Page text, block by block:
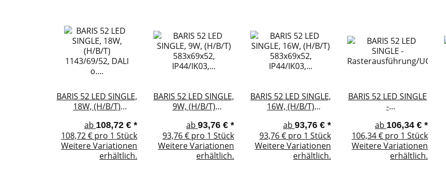
BARIS 52 LED SINGLE,
18W, (H/B/T)
Standard
ab 108,72 € *
108,72 € pro 1 Stück
Weitere Variationen
erhältlich.
BARIS 52 LED SINGLE,
9W, (H/B/T)
IP44/IK03, DALi o.
Standard
ab 93,76 € *
93,76 € pro 1 Stück
Weitere Variationen
erhältlich.
BARIS 52 LED SINGLE,
16W, (H/B/T)
IP44/IK03, DALi o.
Standard
ab 93,76 € *
93,76 € pro 1 Stück
Weitere Variationen
erhältlich.
BARIS 52 LED SINGLE
-
10W, (H/B/T)
583x69x52,
IP44/IK03, DALi o.
Standard
ab 106,34 € *
106,34 € pro 1 Stück
Weitere Variationen
erhältlich.